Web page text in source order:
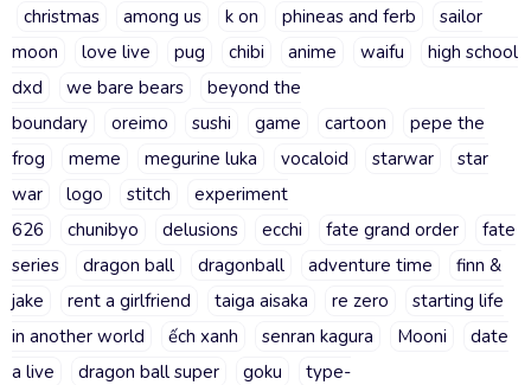
christmas among us k on phineas and ferb
sailor
moon
love live pug chibi anime waifu
high school
dxd
we bare bears
beyond the
boundary
oreimo sushi game cartoon
pepe the
frog
meme megurine luka vocaloid starwar
star
war
logo stitch
experiment
626
chunibyo delusions ecchi fate grand order
fate
series
dragon ball dragonball adventure time
finn &
jake
rent a girlfriend taiga aisaka re zero
starting life
in another world
ếch xanh senran kagura Mooni
date
a live
dragon ball super goku
type-